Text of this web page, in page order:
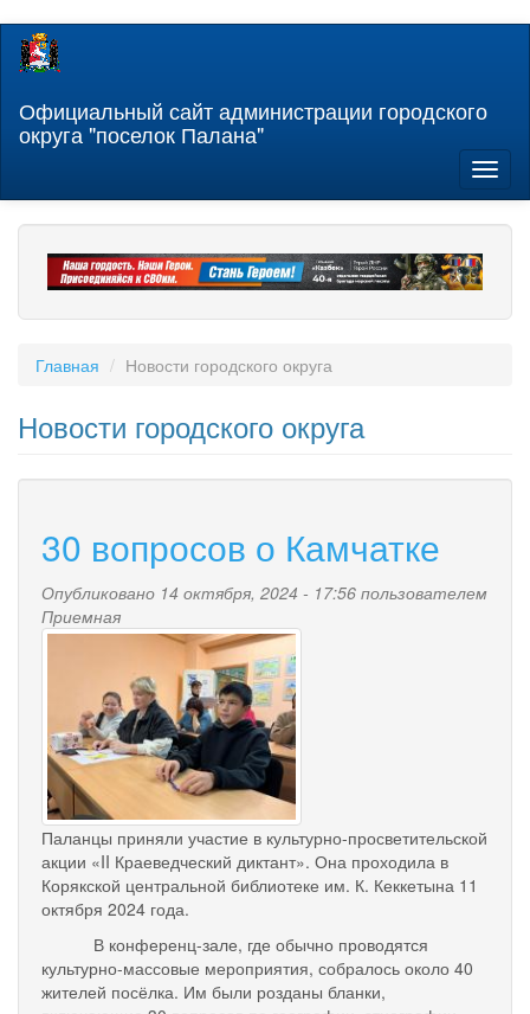
Перейти
содержанию
Официальный сайт администрации городского
округа "поселок Палана"
Главная Новости городского округа
Новости городского округа
30 вопросов о Камчатке
Опубликовано 14 октября, 2024 - 17:56 пользователем
Приемная
1.jpg
Паланцы приняли участие в культурно-просветительской
акции «II Краеведческий диктант». Она проходила в
Корякской центральной библиотеке им. К. Кеккетына 11
октября 2024 года.
В конференц-зале, где обычно проводятся
культурно-массовые мероприятия, собралось около 40
жителей посёлка. Им были розданы бланки,